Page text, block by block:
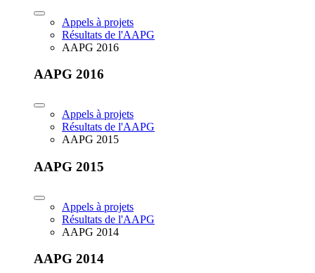
Appels à projets
Résultats de l'AAPG
AAPG 2016
AAPG 2016
Appels à projets
Résultats de l'AAPG
AAPG 2015
AAPG 2015
Appels à projets
Résultats de l'AAPG
AAPG 2014
AAPG 2014